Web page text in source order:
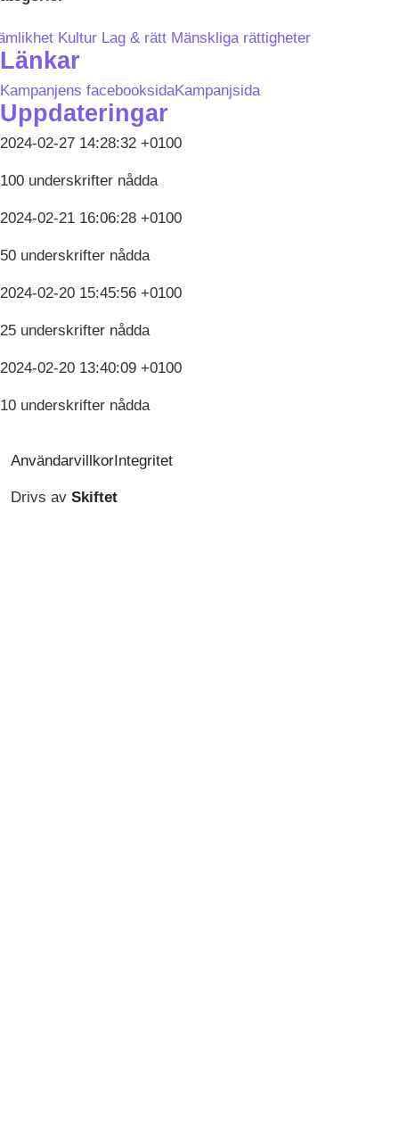
Kultur Lag & rätt Mänskliga rättigheter
Länkar
Kampanjens facebooksidaKampanjsida
Uppdateringar
2024-02-27 14:28:32 +0100
100 underskrifter nådda
2024-02-21 16:06:28 +0100
50 underskrifter nådda
2024-02-20 15:45:56 +0100
25 underskrifter nådda
2024-02-20 13:40:09 +0100
10 underskrifter nådda
AnvändarvillkorIntegritet
Drivs av Skiftet